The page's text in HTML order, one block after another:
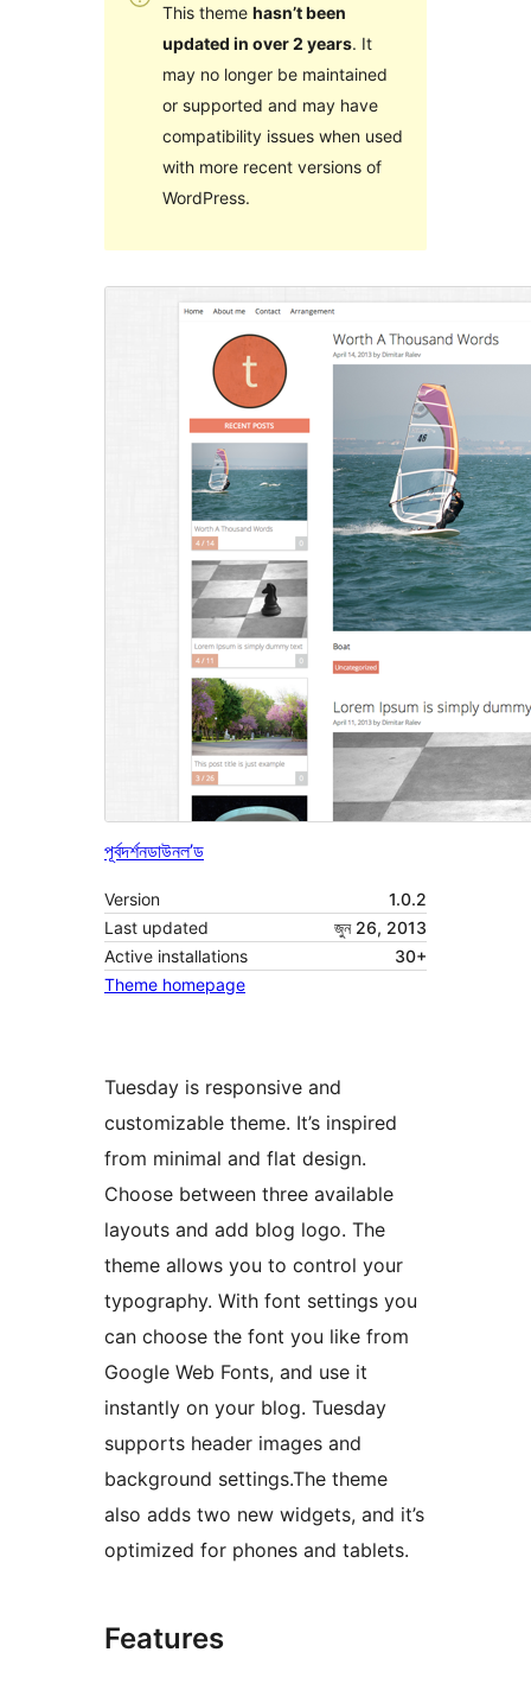
This theme hasn’t been
updated in over 2 years. It
may no longer be maintained
or supported and may have
compatibility issues when used
with more recent versions of
WordPress.
পূৰ্বদৰ্শনডাউনল’ড
Version
1.0.2
Last updated
জুন 26, 2013
Active installations
30+
Theme homepage
Tuesday is responsive and
customizable theme. It’s inspired
from minimal and flat design.
Choose between three available
layouts and add blog logo. The
theme allows you to control your
typography. With font settings you
can choose the font you like from
Google Web Fonts, and use it
instantly on your blog. Tuesday
supports header images and
background settings.The theme
also adds two new widgets, and it’s
optimized for phones and tablets.
Features